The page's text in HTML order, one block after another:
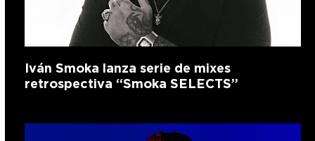
Iván Smoka lanza serie de mixes
retrospectiva “Smoka SELECTS”